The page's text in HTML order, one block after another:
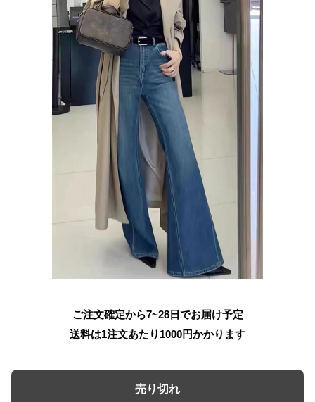
ご注文確定から7~28日でお届け予定
送料は1注文あたり 1000円かかります
売り切れ